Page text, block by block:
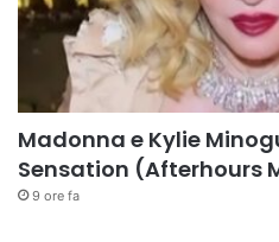
Madonna e Kylie
Sensation (Afterhours
9 ore fa